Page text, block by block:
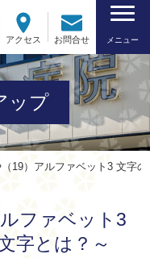
アクセス お問合せ メニュー
ップ
19）アルファベット3 文字
ファベット3
字とは？～